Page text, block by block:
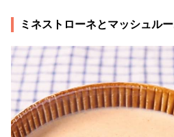
ミネストローネとマッシュル